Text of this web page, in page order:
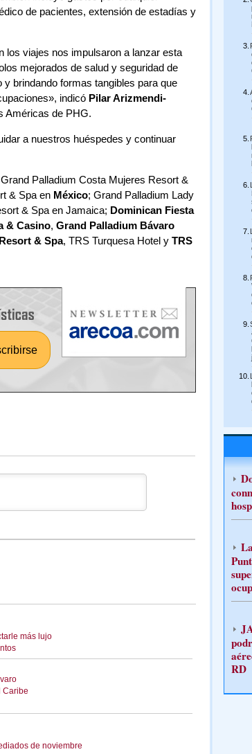
de pacientes, extensión de estadías y
los viajes nos impulsaron a lanzar esta
mejorados de salud y seguridad de
brindando formas tangibles para que
indicó Pilar Arizmendi-
Américas de PHG.
a nuestros huéspedes y continuar
Palladium Costa Mujeres Resort &
& Spa en México; Grand Palladium Lady
& Spa en Jamaica; Dominican Fiesta
& Casino, Grand Palladium Bávaro
& Spa, TRS Turquesa Hotel y TRS
más lujo
Caribe
de noviembre
RD